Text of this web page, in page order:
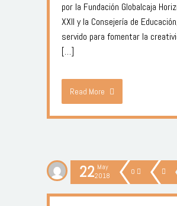
por la Fundación Globalcaja
XXII y la Consejería de
servido para fomentar la
[…]
Read More
22 May
2018
0